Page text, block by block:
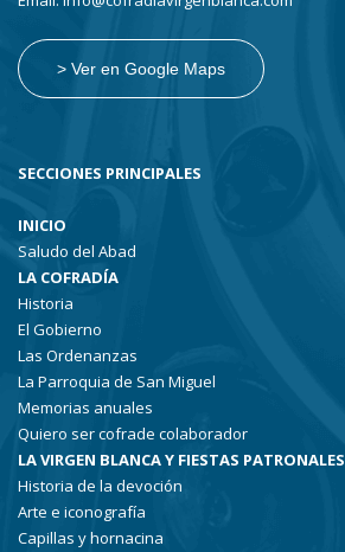
> Ver en Google Maps
SECCIONES PRINCIPALES
INICIO
Saludo del Abad
LA COFRADÍA
Historia
El Gobierno
Las Ordenanzas
La Parroquia de San Miguel
Memorias anuales
Quiero ser cofrade colaborador
LA VIRGEN BLANCA Y FIESTAS PATRONALES
Historia de la devoción
Arte e iconografía
Capillas y hornacina